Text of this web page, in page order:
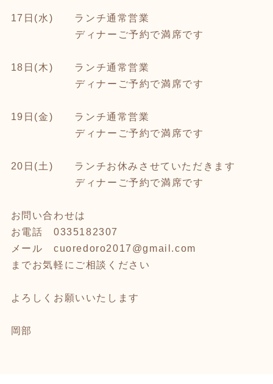
17日(水) ランチ通常営業
ディナーご予約で満席です
18日(木) ランチ通常営業
ディナーご予約で満席です
19日(金) ランチ通常営業
ディナーご予約で満席です
20日(土) ランチお休みさせていただきます
ディナーご予約で満席です
お問い合わせは
お電話 0335182307
メール cuoredoro2017@gmail.com
までお気軽にご相談ください
よろしくお願いいたします
岡部